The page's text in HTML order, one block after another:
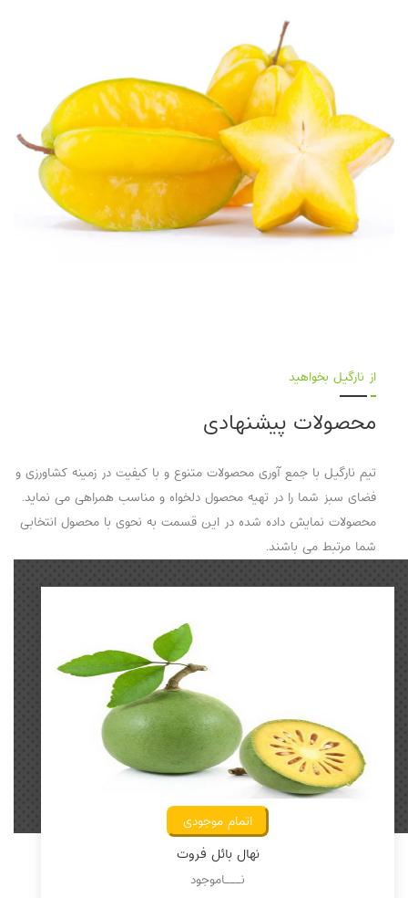
از نارگیل بخواهید
محصولات پیشنهادی
تیم نارگیل با جمع آوری محصولات متنوع و با کیفیت در زمینه کشاورزی و
فضای سبز شما را در تهیه محصول دلخواه و مناسب همراهی می نماید.
محصولات نمایش داده شده در این قسمت به نحوی با محصول انتخابی
شما مرتبط می باشند.
اتمام موجودی
نهال بائل فروت
نـــاموجود